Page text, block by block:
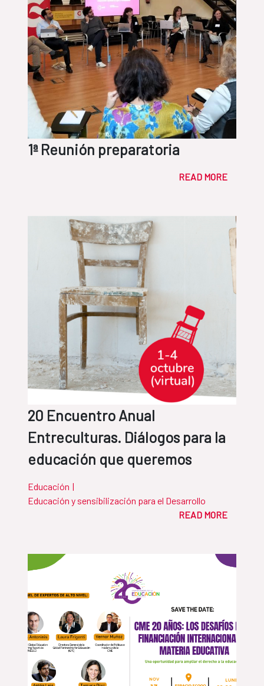
1ª Reunión preparatoria
READ MORE
20 Encuentro Anual
Entreculturas. Diálogos para la
educación que queremos
Educación |
Educación y sensibilización para el Desarrollo
READ MORE